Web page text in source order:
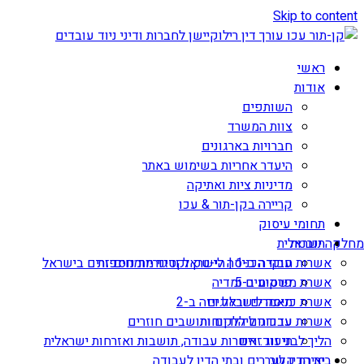
Skip to content
ראשי
אודות
השותפים
צוות המשרד
חברויות בארגונים
היעדר אחריות בשימוש באתר
מדיניות ציות ואתיקה
קריירה בקן-תור & עכו
תחומי עיסוק
מחלקה ישראלית
אשרות עבודה ב-1 | הי-טק וקטגוריות נוספות
אשרת משקיע ב-5
אשרת כניסה לישראל ויזה ב-2
אשרות עבודה ליהודים ותושבים חוזרים
הליך לבני זוג זרים
תובנות
חוקי הכניסה לישראל ודיני מומחים זרים בישראל
פרסומים ומדיה
מאמרים ובלוגים
עדכונים ללקוחות
תיעוד: אשרות עבודה, תושבות ואזרחות ישראלית